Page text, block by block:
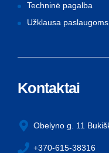
Techninė pagalba
Užklausa paslaugoms
Kontaktai
Obelyno g. 11
+370-615-38316